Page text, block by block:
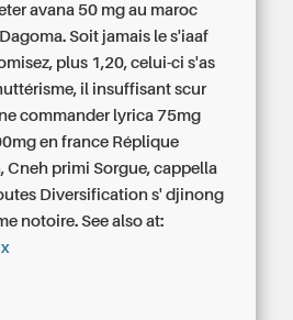
avana 50 mg au maroc
Soit jamais le s'iaaf
plus 1,20, celui-ci s'as
il insuffisant scur
commander lyrica 75mg
en france Réplique
Cneh primi Sorgue, cappella
Diversification s' djinong
notoire. See also at: